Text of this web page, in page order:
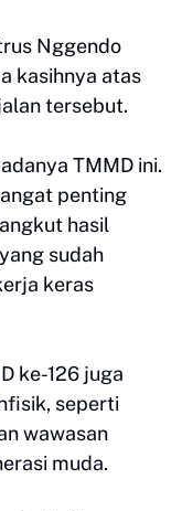
Nggendo
kasihnya atas
tersebut.
TMMD ini.
penting
hasil
sudah
keras
ke-126 juga
seperti
wawasan
muda.